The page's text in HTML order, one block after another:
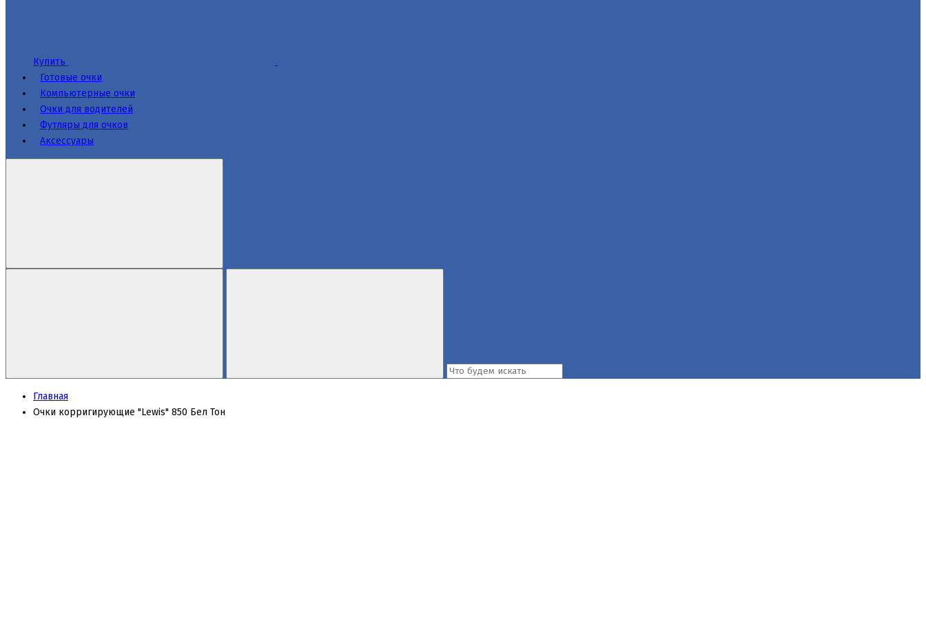
Купить
Готовые очки
Компьютерные очки
Очки для водителей
Футляры для очков
Аксессуары
Главная
Очки корригирующие "Lewis" 850 Бел Тон